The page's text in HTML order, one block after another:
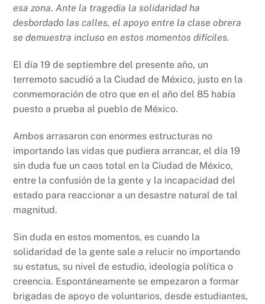
esa zona. Ante la tragedia la solidaridad ha
desbordado las calles, el apoyo entre la clase obrera
se demuestra incluso en estos momentos difíciles.
El día 19 de septiembre del presente año, un
terremoto sacudió a la Ciudad de México, justo en la
conmemoración de otro que en el año del 85 había
puesto a prueba al pueblo de México.
Ambos arrasaron con enormes estructuras no
importando las vidas que pudiera arrancar, el día 19
sin duda fue un caos total en la Ciudad de México,
entre la confusión de la gente y la incapacidad del
estado para reaccionar a un desastre natural de tal
magnitud.
Sin duda en estos momentos, es cuando la
solidaridad de la gente sale a relucir no importando
su estatus, su nivel de estudio, ideología política o
creencia. Espontáneamente se empezaron a formar
brigadas de apoyo de voluntarios, desde estudiantes,